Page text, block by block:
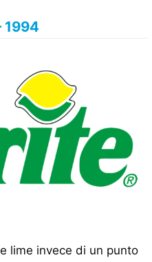
1994
lime invece di un punto